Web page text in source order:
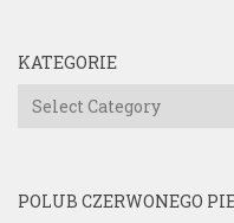
KATEGORIE
Kategorie
POLUB CZERWONEGO